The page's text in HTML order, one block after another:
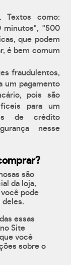
Textos como:
minutos", "500
que podem
é bem comum
fraudulentos,
um pagamento
pois são
para um
de crédito
nesse
são
da loja,
pode
deles.
essas
Site
você
sobre o